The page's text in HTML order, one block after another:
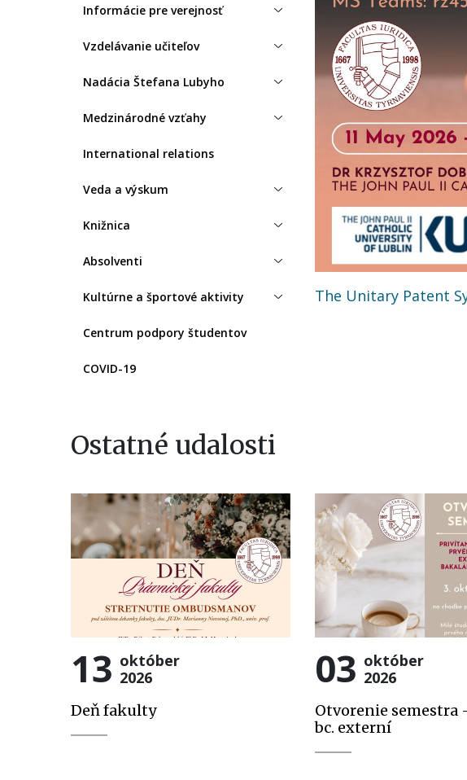
Informácie pre verejnosť
Vzdelávanie učiteľov
Nadácia Štefana Lubyho
Medzinárodné vzťahy
International relations
Veda a výskum
Knižnica
Absolventi
Kultúrne a športové aktivity
Centrum podpory študentov
COVID-19
The Unitary Patent
Ostatné udalosti
13 október
2026
Deň fakulty
03 október
2026
Otvorenie semestra
bc. externí